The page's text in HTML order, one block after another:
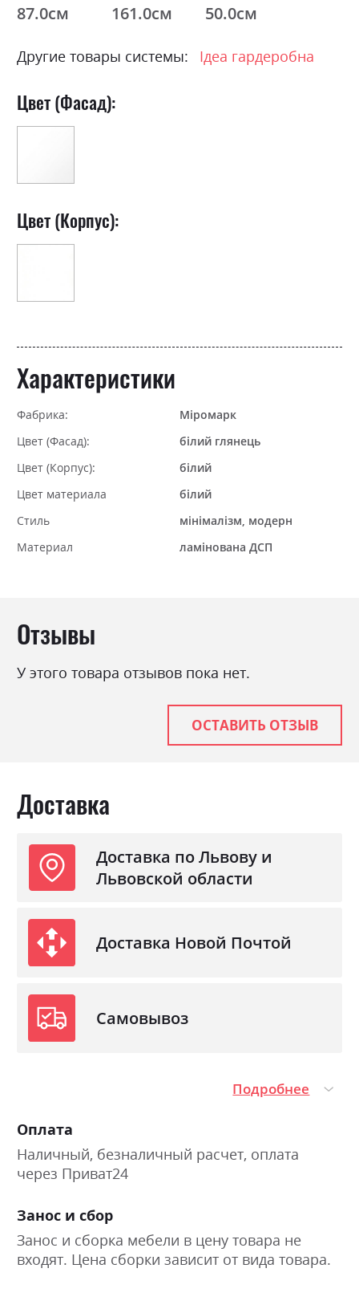
87.0см 161.0см 50.0см
Другие товары системы: Ідеа гардеробна
Цвет (Фасад):
Цвет (Корпус):
Характеристики
Фабрика:
Міромарк
Цвет (Фасад):
білий глянець
Цвет (Корпус):
білий
Цвет материала
білий
Стиль
мінімалізм, модерн
Материал
ламінована ДСП
Отзывы
У этого товара отзывов пока нет.
ОСТАВИТЬ ОТЗЫВ
Доставка
Доставка по Львову и
Львовской области
Доставка Новой Почтой
Самовывоз
Подробнее
Оплата
Наличный, безналичный расчет, оплата
через Приват24
Занос и сбор
Занос и сборка мебели в цену товара не
входят. Цена сборки зависит от вида товара.